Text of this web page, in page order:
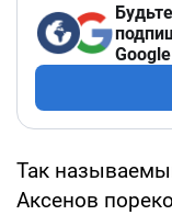
Google
Так
Аксенов